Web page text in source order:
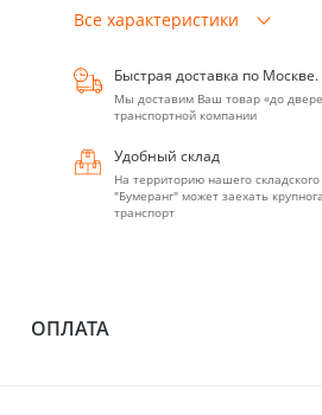
Все характеристики
Быстрая доставка по Москве.
Мы доставим Ваш товар «до
транспортной компании
Удобный склад
На территорию нашего
"Бумеранг" может заехать
транспорт
ОПЛАТА